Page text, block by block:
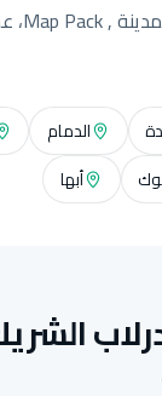
الدمام
أبها